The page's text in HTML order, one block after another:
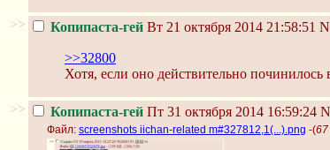
>> Копипаста-гей Вт 21 октября 2014 21:58:51
>>32800
Хотя, если оно действительно
>> Копипаста-гей Пт 31 октября 2014 16:59:24
Файл: screenshots iichan-related m#327812,1(...).png -(67